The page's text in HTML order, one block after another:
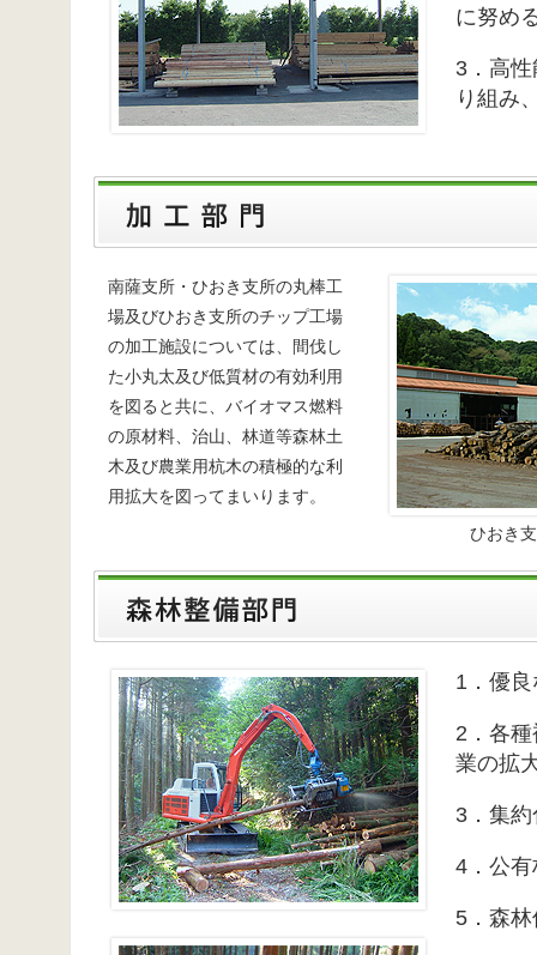
に努め
3．高
り組み
南薩支所・ひおき支所の丸棒工
場及びひおき支所のチップ工場
の加工施設については、間伐し
た小丸太及び低質材の有効利用
を図ると共に、バイオマス燃料
の原材料、治山、林道等森林土
木及び農業用杭木の積極的な利
用拡大を図ってまいります。
ひおき
1．優
2．各
業の拡
3．集
4．公
5．森